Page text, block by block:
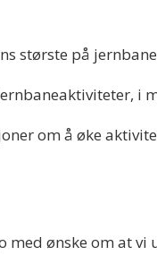
største på
i
om å øke
med ønske om at